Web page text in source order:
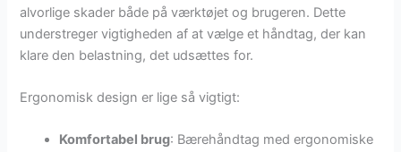
alvorlige skader både på værktøjet og brugeren. Dette
understreger vigtigheden af at vælge et håndtag, der kan
klare den belastning, det udsættes for.
Ergonomisk design er lige så vigtigt:
Komfortabel brug: Bærehåndtag med ergonomiske